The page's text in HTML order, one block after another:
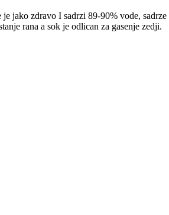
jako zdravo I sadrzi 89-90% vode,
rana a sok je odlican za gasenje zedji.